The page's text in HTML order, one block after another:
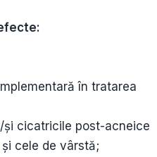
în tratarea
și cicatricile post-acneice
cele de vârstă;